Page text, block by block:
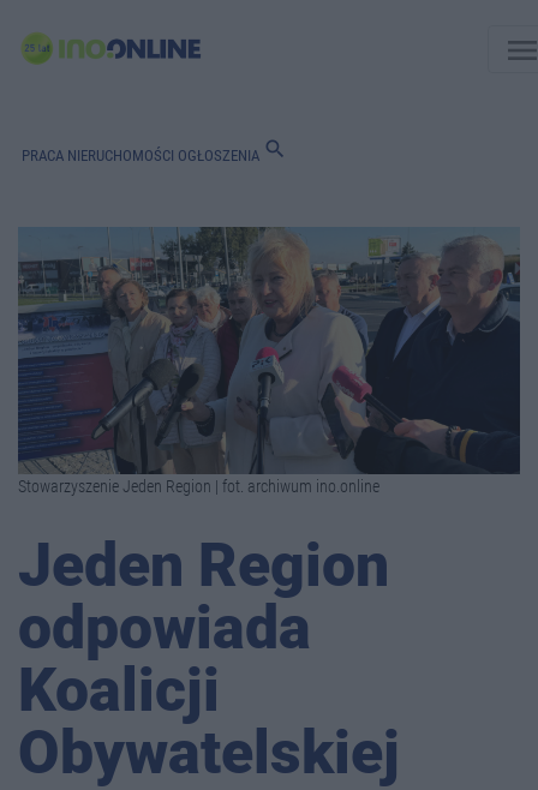
PRACA NIERUCHOMOŚCI OGŁOSZENIA search
Stowarzyszenie Jeden Region | fot. archiwum ino.online
Jeden Region
odpowiada
Koalicji
Obywatelskiej